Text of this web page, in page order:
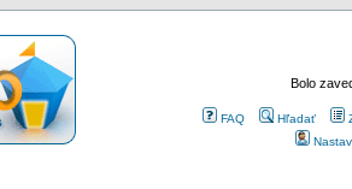
Bolo
FAQ Hľadať